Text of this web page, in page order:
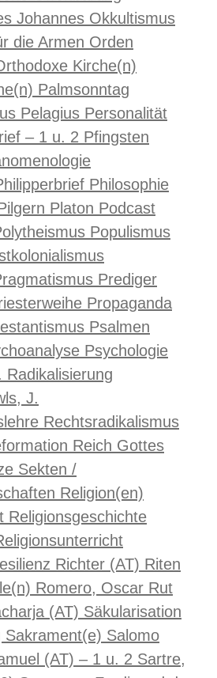
Johannes Okkultismus
die Armen Orden
Kirche(n)
Palmsonntag
Pelagius Personalität
– 1 u. 2 Pfingsten
Philosophie
Platon Podcast
Populismus
Prediger
Propaganda
Psalmen
Psychologie
Radikalisierung
J.
Rechtsradikalismus
Reich Gottes
Sekten /
Religion(en)
Religionsgeschichte
Richter (AT) Riten
Romero, Oscar Rut
(AT) Säkularisation
Sakrament(e) Salomo
(AT) – 1 u. 2 Sartre,